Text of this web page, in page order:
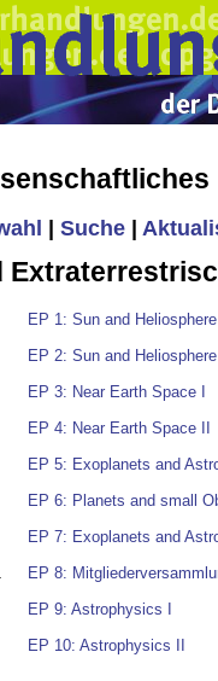
Suche
EP 1: Sun and
EP 2: Sun and
EP 3: Near Earth Space I
EP 4: Near Earth Space II
EP 5: Exoplanets and
EP 6: Planets and small
EP 7: Exoplanets and
EP 8:
EP 9: Astrophysics I
EP 10: Astrophysics II